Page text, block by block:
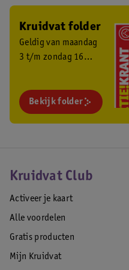
Kruidvat folder
Geldig van maandag
3 t/m zondag 16
Bekijk folder
Kruidvat Club
Activeer je kaart
Alle voordelen
Gratis producten
Mijn Kruidvat